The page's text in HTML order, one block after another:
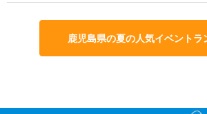
鹿児島県の夏の人気イベントラ